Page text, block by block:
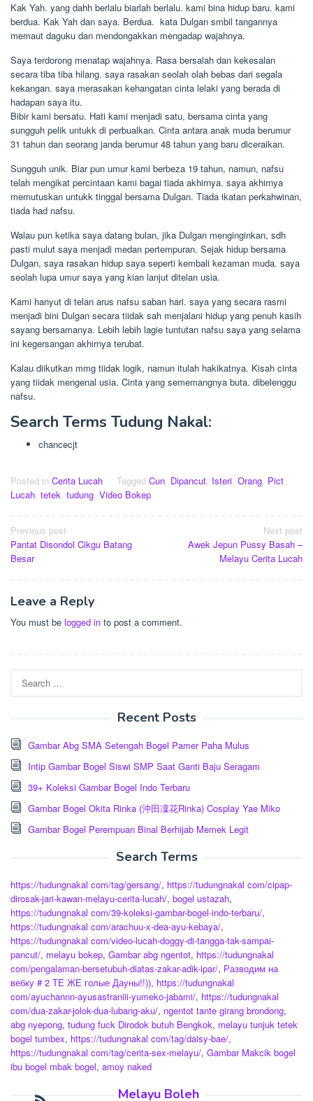
Kak Yah. yang dahh berlalu biarlah berlalu. kami bina hidup baru. kami
berdua. Kak Yah dan saya. Berdua.  kata Dulgan smbil tangannya
memaut daguku dan mendongakkan mengadap wajahnya.
Saya terdorong menatap wajahnya. Rasa bersalah dan kekesalan
secara tiba tiba hilang. saya rasakan seolah olah bebas dari segala
kekangan. saya merasakan kehangatan cinta lelaki yang berada di
hadapan saya itu.
Bibir kami bersatu. Hati kami menjadi satu, bersama cinta yang
sungguh pelik untukk di perbualkan. Cinta antara anak muda berumur
31 tahun dan seorang janda berumur 48 tahun yang baru diceraikan.
Sungguh unik. Biar pun umur kami berbeza 19 tahun, namun, nafsu
telah mengikat percintaan kami bagai tiada akhirnya. saya akhirnya
memutuskan untukk tinggal bersama Dulgan. Tiada ikatan perkahwinan,
tiada had nafsu.
Walau pun ketika saya datang bulan, jika Dulgan menginginkan, sdh
pasti mulut saya menjadi medan pertempuran. Sejak hidup bersama
Dulgan, saya rasakan hidup saya seperti kembali kezaman muda. saya
seolah lupa umur saya yang kian lanjut ditelan usia.
Kami hanyut di telan arus nafsu saban hari. saya yang secara rasmi
menjadi bini Dulgan secara tiidak sah menjalani hidup yang penuh kasih
sayang bersamanya. Lebih lebih lagie tuntutan nafsu saya yang selama
ini kegersangan akhirnya terubat.
Kalau diikutkan mmg tiidak logik, namun itulah hakikatnya. Kisah cinta
yang tiidak mengenal usia. Cinta yang sememangnya buta. dibelenggu
nafsu.
Search Terms Tudung Nakal:
chancecjt
Posted in Cerita Lucah Tagged Cun Dipancut Isteri Orang Pict
Lucah tetek tudung Video Bokep
Post
navigation
Previous post
Pantat Disondol Cikgu Batang
Besar
Next post
Awek Jepun Pussy Basah –
Melayu Cerita Lucah
Leave a Reply
You must be logged in to post a comment.
for:
Recent Posts
Gambar Abg SMA Setengah Bogel Pamer Paha Mulus
Intip Gambar Bogel Siswi SMP Saat Ganti Baju Seragam
39+ Koleksi Gambar Bogel Indo Terbaru
Gambar Bogel Okita Rinka (沖田凜花Rinka) Cosplay Yae Miko
Gambar Bogel Perempuan Binal Berhijab Memek Legit
Search Terms
https://tudungnakal com/tag/gersang/, https://tudungnakal com/cipap-
dirosak-jari-kawan-melayu-cerita-lucah/, bogel ustazah,
https://tudungnakal com/39-koleksi-gambar-bogel-indo-terbaru/,
https://tudungnakal com/arachuu-x-dea-ayu-kebaya/,
https://tudungnakal com/video-lucah-doggy-di-tangga-tak-sampai-
pancut/, melayu bokep, Gambar abg ngentot, https://tudungnakal
com/pengalaman-bersetubuh-diatas-zakar-adik-ipar/, Разводим на
вебку # 2 ТЕ ЖЕ голые Дауны!!)), https://tudungnakal
com/ayuchannn-ayusastraniii-yumeko-jabami/, https://tudungnakal
com/dua-zakar-jolok-dua-lubang-aku/, ngentot tante girang brondong,
abg nyepong, tudung fuck Dirodok butuh Bengkok, melayu tunjuk tetek
bogel tumbex, https://tudungnakal com/tag/daisy-bae/,
https://tudungnakal com/tag/cerita-sex-melayu/, Gambar Makcik bogel
ibu bogel mbak bogel, amoy naked
Melayu Boleh